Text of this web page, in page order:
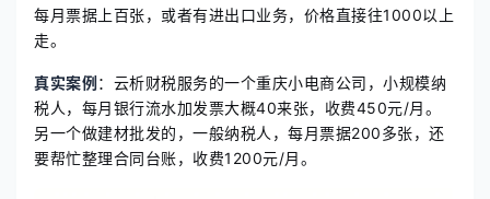
每月票据上百张，或者有进出口业务，价格直接往1000以上
走。
真实案例 ：云析财税服务的一个重庆小电商公司，小规模纳
税人，每月银行流水加发票大概40来张，收费450元/月。
另一个做建材批发的，一般纳税人，每月票据200多张，还
要帮忙整理合同台账，收费1200元/月。